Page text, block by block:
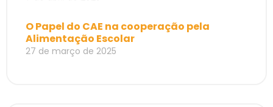
O Papel do CAE na cooperação pela
Alimentação Escolar
27 de março de 2025